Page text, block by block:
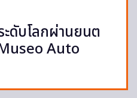
ดับโลกผ่านยนต
Auto